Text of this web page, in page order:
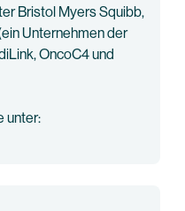
Bristol Myers Squibb,
Unternehmen der
OncoC4 und
unter: